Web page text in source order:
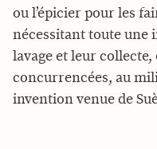
ou l’épicier pour les
nécessitant toute
lavage et leur
concurrencées, au
invention venue de